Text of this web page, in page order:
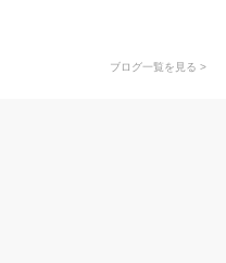
ブログ一覧を見る >